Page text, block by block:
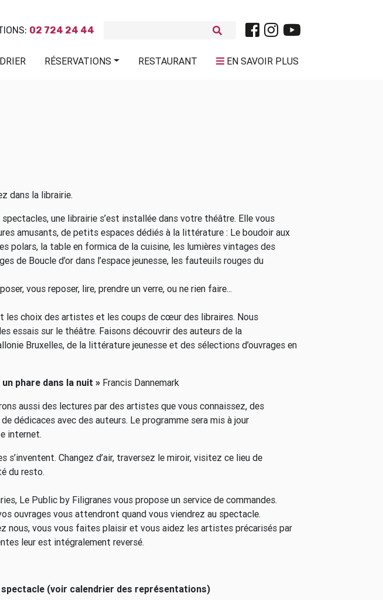
02 724 24 44
RÉSERVATIONS RESTAURANT EN SAVOIR PLUS
dans la librairie.
une librairie s’est installée dans votre théâtre. Elle vous
amusants, de petits espaces dédiés à la littérature : Le boudoir aux
polars, la table en formica de la cuisine, les lumières vintages des
de Boucle d’or dans l’espace jeunesse, les fauteuils rouges du
vous reposer, lire, prendre un verre, ou ne rien faire...
les choix des artistes et les coups de cœur des libraires. Nous
essais sur le théâtre. Faisons découvrir des auteurs de la
Bruxelles, de la littérature jeunesse et des sélections d’ouvrages en
phare dans la nuit » Francis Dannemark
aussi des lectures par des artistes que vous connaissez, des
dédicaces avec des auteurs. Le programme sera mis à jour
internet.
s’inventent. Changez d’air, traversez le miroir, visitez ce lieu de
du resto.
Le Public by Filigranes vous propose un service de commandes.
ouvrages vous attendront quand vous viendrez au spectacle.
nous, vous vous faites plaisir et vous aidez les artistes précarisés par
leur est intégralement reversé.
(voir calendrier des représentations)